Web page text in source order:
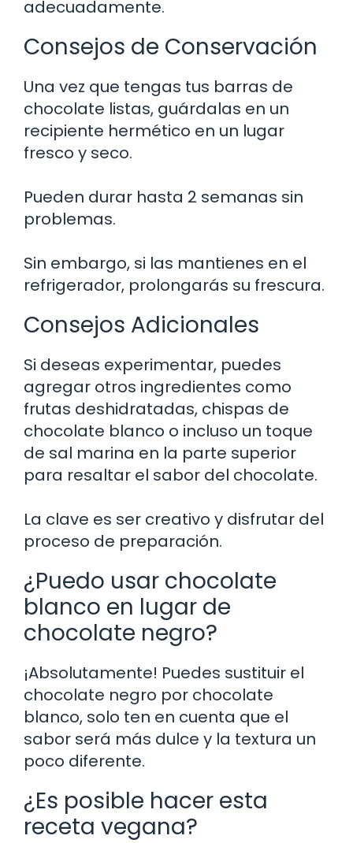
adecuadamente.
Consejos de Conservación
Una vez que tengas tus barras de
chocolate listas, guárdalas en un
recipiente hermético en un lugar
fresco y seco.
Pueden durar hasta 2 semanas sin
problemas.
Sin embargo, si las mantienes en el
refrigerador, prolongarás su frescura.
Consejos Adicionales
Si deseas experimentar, puedes
agregar otros ingredientes como
frutas deshidratadas, chispas de
chocolate blanco o incluso un toque
de sal marina en la parte superior
para resaltar el sabor del chocolate.
La clave es ser creativo y disfrutar del
proceso de preparación.
¿Puedo usar chocolate
blanco en lugar de
chocolate negro?
¡Absolutamente! Puedes sustituir el
chocolate negro por chocolate
blanco, solo ten en cuenta que el
sabor será más dulce y la textura un
poco diferente.
¿Es posible hacer esta
receta vegana?